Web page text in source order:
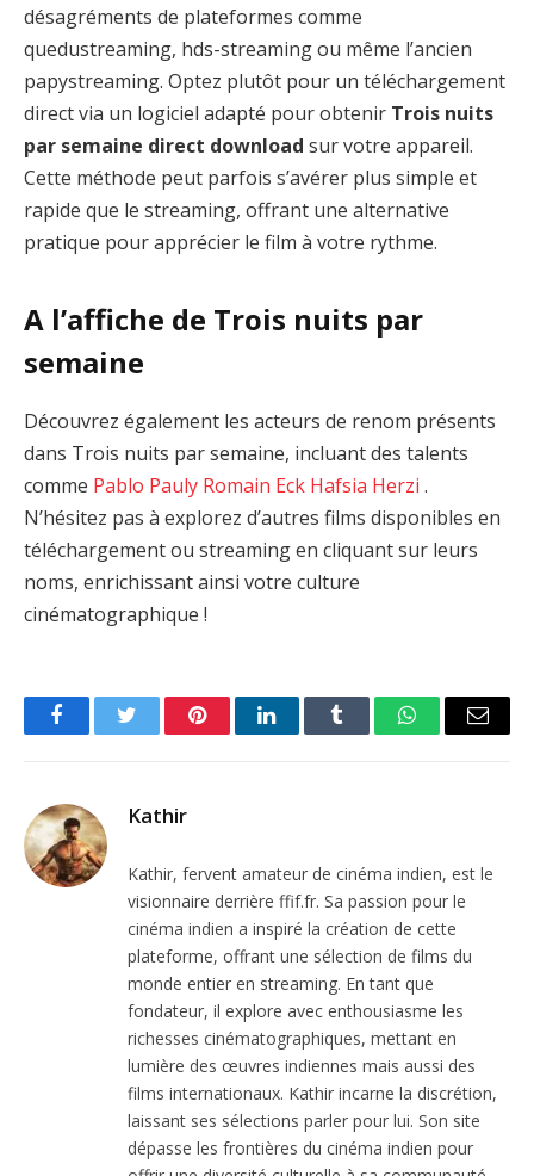
désagréments de plateformes comme
quedustreaming, hds-streaming ou même l’ancien
papystreaming. Optez plutôt pour un téléchargement
direct via un logiciel adapté pour obtenir Trois nuits
par semaine direct download sur votre appareil.
Cette méthode peut parfois s’avérer plus simple et
rapide que le streaming, offrant une alternative
pratique pour apprécier le film à votre rythme.
A l’affiche de Trois nuits par
semaine
Découvrez également les acteurs de renom présents
dans Trois nuits par semaine, incluant des talents
comme Pablo Pauly Romain Eck Hafsia Herzi .
N’hésitez pas à explorez d’autres films disponibles en
téléchargement ou streaming en cliquant sur leurs
noms, enrichissant ainsi votre culture
cinématographique !
FacebookTwitter PinterestLinkedInTumblr WhatsAppEmail
Kathir
Kathir, fervent amateur de cinéma indien, est le
visionnaire derrière ffif.fr. Sa passion pour le
cinéma indien a inspiré la création de cette
plateforme, offrant une sélection de films du
monde entier en streaming. En tant que
fondateur, il explore avec enthousiasme les
richesses cinématographiques, mettant en
lumière des œuvres indiennes mais aussi des
films internationaux. Kathir incarne la discrétion,
laissant ses sélections parler pour lui. Son site
dépasse les frontières du cinéma indien pour